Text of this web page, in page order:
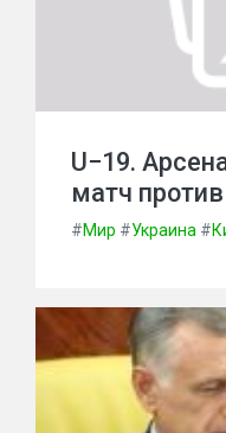
U−19.
матч
#Мир #Украина #